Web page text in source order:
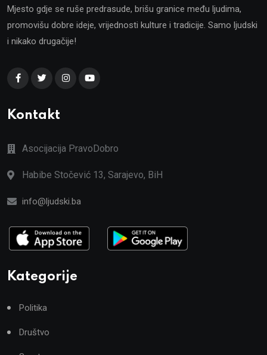
Mjesto gdje se ruše predrasude, brišu granice među ljudima,
promovišu dobre ideje, vrijednosti kulture i tradicije. Samo ljudski
i nikako drugačije!
Kontakt
Asocijacija PravoDobro
Habibe Stočević 13, Sarajevo, BiH
info@ljudski.ba
Kategorije
Politika
Društvo